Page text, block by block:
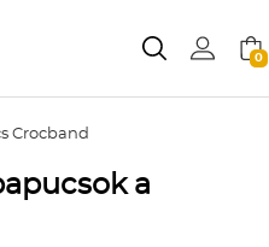
0
Crocband
a